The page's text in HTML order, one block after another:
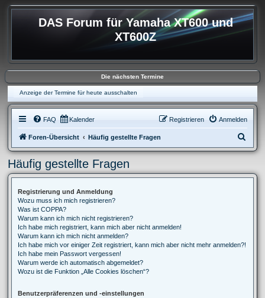
DAS Forum für Yamaha XT600 und
XT600Z
Die nächsten Termine
Anzeige der Termine für heute ausschalten
FAQ Kalender Anmelden
Registrieren
Foren-Übersicht Häufig gestellte Fragen
u
h
Häufig gestellte Fragen
Registrierung und Anmeldung
Wozu muss ich mich registrieren?
Was ist COPPA?
Warum kann ich mich nicht registrieren?
Ich habe mich registriert, kann mich aber nicht anmelden!
Warum kann ich mich nicht anmelden?
Ich habe mich vor einiger Zeit registriert, kann mich aber nicht mehr anmelden?!
Ich habe mein Passwort vergessen!
Warum werde ich automatisch abgemeldet?
Wozu ist die Funktion „Alle Cookies löschen“?
Benutzerpräferenzen und -einstellungen